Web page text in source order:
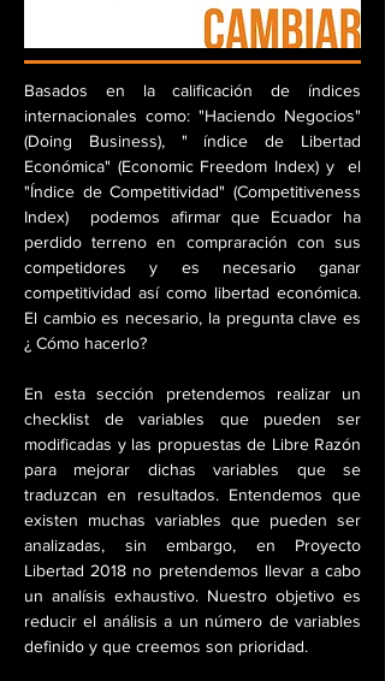
Basados en la calificación de índices
internacionales como: "Haciendo Negocios"
(Doing Business), " índice de Libertad
Económica" (Economic Freedom Index) y el
"Índice de Competitividad" (Competitiveness
Index) podemos afirmar que Ecuador ha
perdido terreno en compraración con sus
competidores y es necesario ganar
competitividad así como libertad económica.
El cambio es necesario, la pregunta clave es
¿ Cómo hacerlo?
En esta sección pretendemos realizar un
checklist de variables que pueden ser
modificadas y las propuestas de Libre Razón
para mejorar dichas variables que se
traduzcan en resultados. Entendemos que
existen muchas variables que pueden ser
analizadas, sin embargo, en Proyecto
Libertad 2018 no pretendemos llevar a cabo
un analísis exhaustivo. Nuestro objetivo es
reducir el análisis a un número de variables
definido y que creemos son prioridad.